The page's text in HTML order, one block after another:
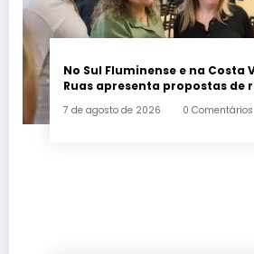
No Sul Fluminense e na Costa
Ruas apresenta propostas de
7 de agosto de 2026 0 Comentários